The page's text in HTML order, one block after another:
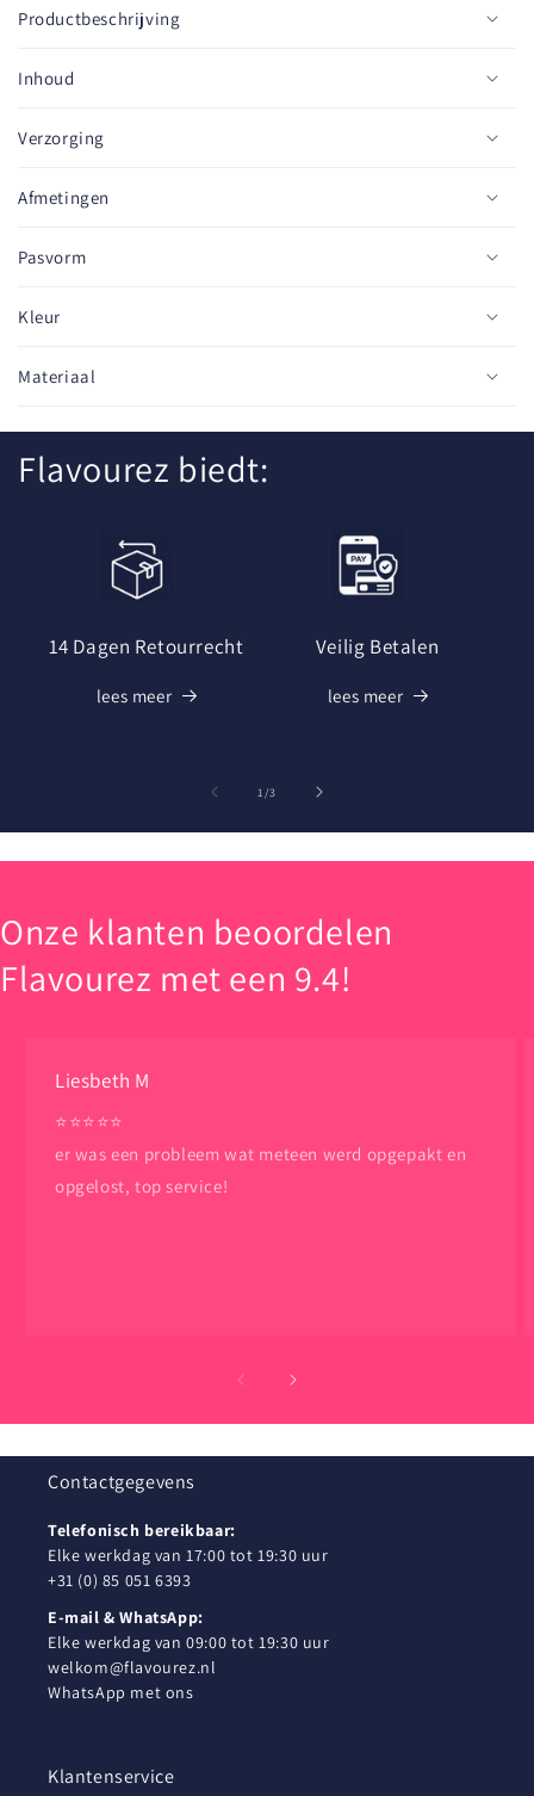
k
l
p
a
e
o
t
n
t
Productbeschrijving
Inhoud
Verzorging
Afmetingen
Pasvorm
Kleur
Materiaal
Flavourez biedt:
14 Dagen Retourrecht
lees meer
Veilig Betalen
lees meer
1 /van
3
Onze klanten beoordelen
Flavourez met een 9.4!
Liesbeth M
⭐️⭐️⭐️⭐️⭐️
er was een probleem wat meteen werd opgepakt en
opgelost, top service!
Contactgegevens
Telefonisch bereikbaar:
Elke werkdag van 17:00 tot 19:30 uur
+31 (0) 85 051 6393
E-mail & WhatsApp:
Elke werkdag van 09:00 tot 19:30 uur
welkom@flavourez.nl
WhatsApp met ons
Klantenservice